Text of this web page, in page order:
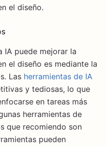
el diseño.
IA puede mejorar la
el diseño es mediante la
Las herramientas de IA
y tediosas, lo que
en tareas más
herramientas de
que recomiendo son
pueden